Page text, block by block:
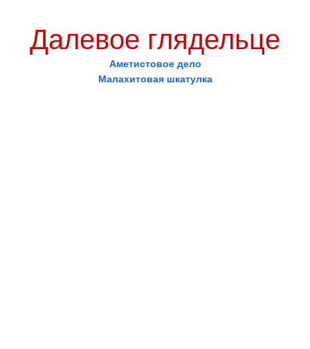
Далевое глядельце
Аметистовое дело
Малахитовая шкатулка